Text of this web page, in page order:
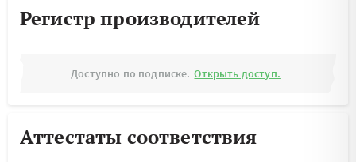
Регистр производителей
Доступно по подписке. Открыть доступ.
Аттестаты соответствия